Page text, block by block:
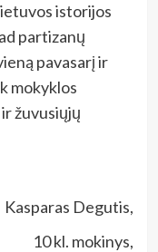
istorijos
partizanų
pavasarį ir
mokyklos
žuvusiųjų
Kasparas Degutis,
10 kl. mokinys,